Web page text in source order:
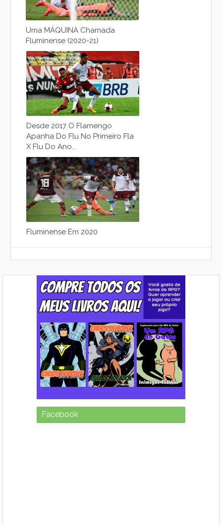
Uma MÁQUINA Chamada
Fluminense (2020-21)
Desde 2017 O Flamengo
Apanha Do Flu No Primeiro Fla
X Flu Do Ano...
Fluminense Em 2020
Facebook